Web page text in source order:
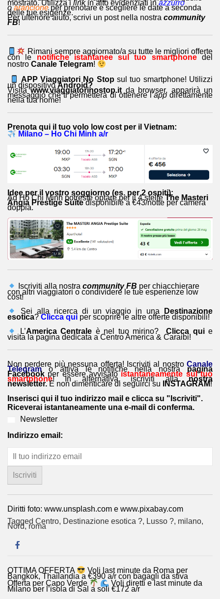
mostrato. Utilizza i link in alto evidenziati in azzurro
o arancioneper prenotare e scegliere le date a seconda
delle tue esigenze.
Per ulteriore aiuto, scrivi un post nella nostra community
FB!
Rimani sempre aggiornato/a su tutte le migliori offerte
con le notifiche istantanee sul tuo smartphonedel
nostro Canale Telegram!
APP Viaggiatori No Stopsul tuo smartphone! Utilizzi
un dispositivoAndroid?
Visitawww.viaggiatorinostop.it da browser, apparirà un
messaggio che ti permetterà di ottenere l’appdirettamente
nella tua home!
Prenota qui il tuo volo low cost per il Vietnam:
Milano – Ho Chi Minh a/r
Idee per il vostro soggiorno (es. per 2 ospiti):
Ad Ho Chi Minh potreste optare per il 4 stelleThe Masteri
Angia Prestige Suitedisponibile a €43/notte per camera
doppia.
Iscriviti alla nostracommunity FB per chiacchierare
con altri viaggiatori o condividere le tue esperienze low
cost!
Sei alla ricerca di un viaggio in una
Destinazione
esotica? Clicca qui per scoprire le altre offerte disponibili!
L’America Centrale è nel tuo mirino?Clicca quie
visita la pagina dedicata a Centro America & Caraibi!
Non perdere più nessuna offerta! Iscriviti al nostro Canale
Telegram o attiva le notifiche nella nostrapagina
Facebook per essere avvisatoistantaneamente sul tuo
smartphone! In alternativa, iscriviti allanostra
newsletter.E non dimenticare di seguirci su INSTAGRAM!
Inserisci qui il tuo indirizzo mail e clicca su "Iscriviti".
Riceverai istantaneamente una e-mail di conferma.
Newsletter
Indirizzo email:
Diritti foto: www.unsplash.com e www.pixabay.com
Tagged Centro, Destinazione esotica ?, Lusso ?, milano,
Nord,roma
Navigazione
articoli
OTTIMA OFFERTA Voli last minute da Roma per
Bangkok, Thailandia a €390 a/r con bagagli da stiva
Offerta per Capo Verde
Voli diretti e last minute da
Milano per l’isola di Sal a soli €172 a/r